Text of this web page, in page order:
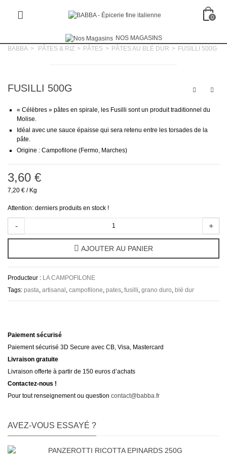
0
NOS MAGASINS
BABBA > PÂTES & RIZ > PÂTES > PÂTES AU BLÉ DUR > FUSILLI 500G
FUSILLI 500G
« Célèbres » pâtes en spirale, les Fusilli sont un produit traditionnel du
Molise.
Idéal avec une sauce épaisse qui sera retenu entre les torsades de la
pâte.
Origine : Campofilone (Fermo, Marches)
3,60 €
7,20 € / Kg
Attention: derniers produits en stock !
- +
AJOUTER AU PANIER
Producteur : LA CAMPOFILONE
Tags: pasta artisanal campofilone pates fusilli grano duro blé dur
Paiement sécurisé
Paiement sécurisé 3D Secure avec CB, Visa, Mastercard
Livraison gratuite
Livraison offerte à partir de 150 euros d’achats
Contactez-nous !
Pour tout renseignement ou question contact@babba.fr
AVEZ-VOUS ESSAYÉ ?
PANZEROTTI RICOTTA EPINARDS 250G